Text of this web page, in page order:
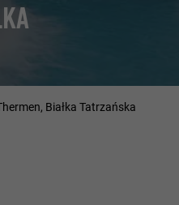
Białka Tatrzańska